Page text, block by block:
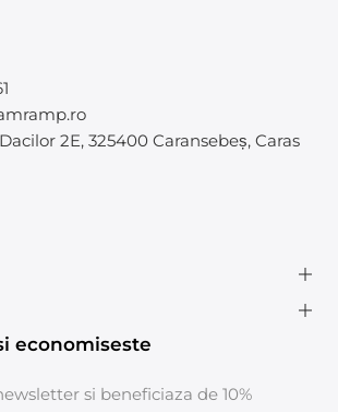
2E, 325400 Caransebeș, Caras
de apa murdara de cea curata
economiseste
si beneficiaza de 10%